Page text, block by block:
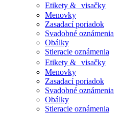
Etikety & visačky
Menovky
Zasadací poriadok
Svadobné oznámenia
Obálky
Stieracie oznámenia
Etikety & visačky
Menovky
Zasadací poriadok
Svadobné oznámenia
Obálky
Stieracie oznámenia